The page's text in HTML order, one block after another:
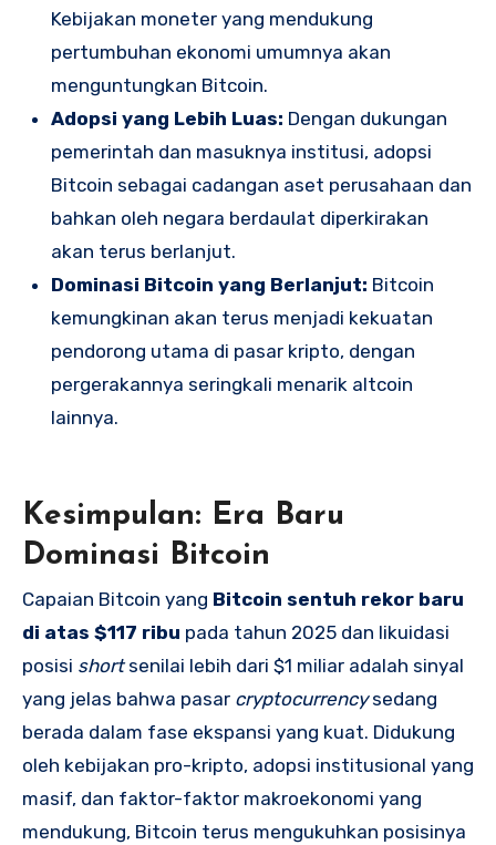
Kebijakan moneter yang mendukung
pertumbuhan ekonomi umumnya akan
menguntungkan Bitcoin.
Adopsi yang Lebih Luas: Dengan dukungan
pemerintah dan masuknya institusi, adopsi
Bitcoin sebagai cadangan aset perusahaan dan
bahkan oleh negara berdaulat diperkirakan
akan terus berlanjut.
Dominasi Bitcoin yang Berlanjut: Bitcoin
kemungkinan akan terus menjadi kekuatan
pendorong utama di pasar kripto, dengan
pergerakannya seringkali menarik altcoin
lainnya.
Kesimpulan: Era Baru
Dominasi Bitcoin
Capaian Bitcoin yang Bitcoin sentuh rekor baru
di atas $117 ribu pada tahun 2025 dan likuidasi
posisi shortsenilai lebih dari $1 miliar adalah sinyal
yang jelas bahwa pasar cryptocurrencysedang
berada dalam fase ekspansi yang kuat. Didukung
oleh kebijakan pro-kripto, adopsi institusional yang
masif, dan faktor-faktor makroekonomi yang
mendukung, Bitcoin terus mengukuhkan posisinya